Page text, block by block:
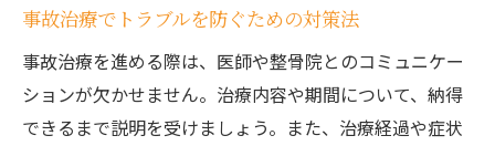
事故治療でトラブルを防ぐための対策法
事故治療を進める際は、医師や整骨院とのコミュニケー
ションが欠かせません。治療内容や期間について、納得
できるまで説明を受けましょう。また、治療経過や症状